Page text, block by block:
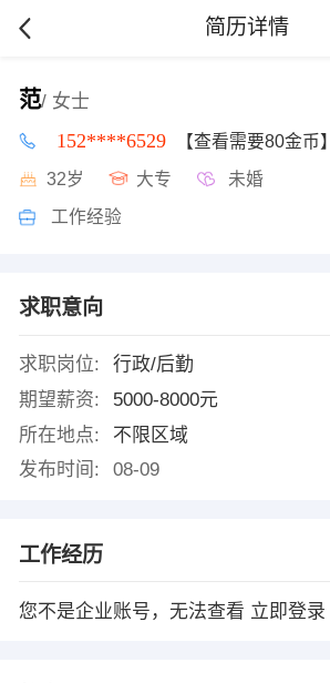
简历详情
范/ 女士
152****6529 【查看需要80金币】
32岁 大专 未婚
工作经验
求职意向
求职岗位:
行政/后勤
期望薪资:
5000-8000元
所在地点:
不限区域
发布时间:
08-09
工作经历
您不是企业账号，无法查看 立即登录